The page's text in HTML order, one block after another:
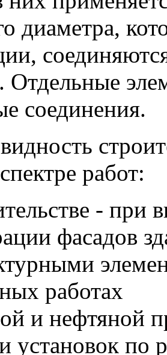
диаметра,
Отдельные
соединения.
работ:
- при
фасадов
работах
и нефтяной
установок по